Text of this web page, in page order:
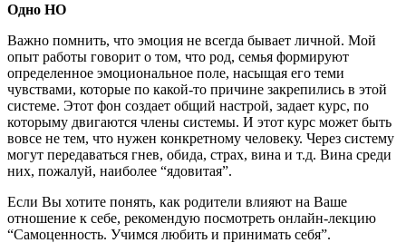
Одно НО
Важно помнить, что эмоция не всегда бывает личной. Мой
опыт работы говорит о том, что род, семья формируют
определенное эмоциональное поле, насыщая его теми
чувствами, которые по какой-то причине закрепились в этой
системе. Этот фон создает общий настрой, задает курс, по
которыму двигаются члены системы. И этот курс может быть
вовсе не тем, что нужен конкретному человеку. Через систему
могут передаваться гнев, обида, страх, вина и т.д. Вина среди
них, пожалуй, наиболее “ядовитая”.
Если Вы хотите понять, как родители влияют на Ваше
отношение к себе, рекомендую посмотреть онлайн-лекцию
“Самоценность. Учимся любить и принимать себя”.